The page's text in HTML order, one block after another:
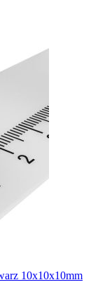
10x10x10mm